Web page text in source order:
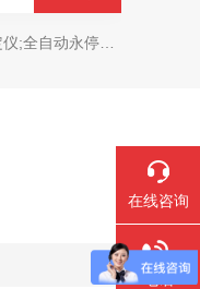
圈测量仪;抑菌圈分析仪
在线咨询
电话